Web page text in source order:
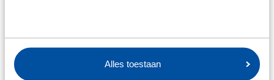
Alles toestaan